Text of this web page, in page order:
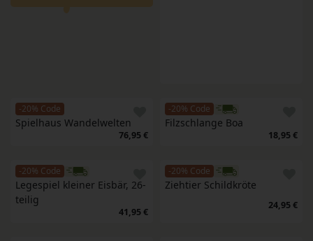
-20% Code
Spielhaus Wandelwelten
76,95 €
-20% Code
Filzschlange Boa
18,95 €
-20% Code
Legespiel kleiner Eisbär, 26-
teilig
41,95 €
-20% Code
Ziehtier Schildkröte
24,95 €